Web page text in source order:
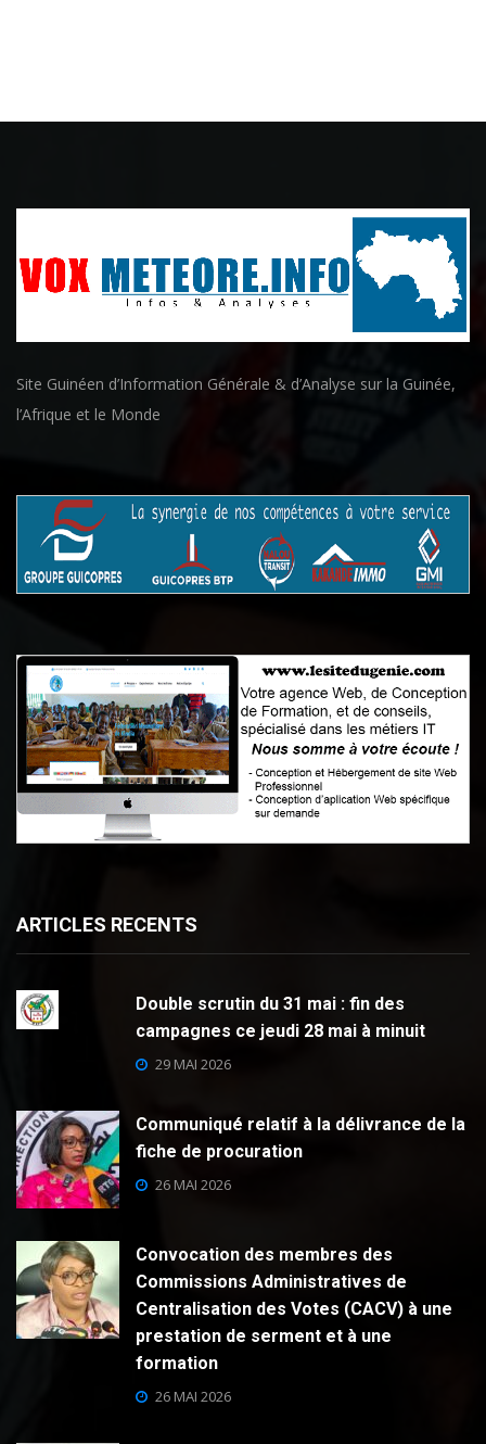
Site Guinéen d’Information Générale & d’Analyse sur la Guinée,
l’Afrique et le Monde
ARTICLES RECENTS
Double scrutin du 31 mai : fin des
campagnes ce jeudi 28 mai à minuit
29 MAI 2026
Communiqué relatif à la délivrance de la
fiche de procuration
26 MAI 2026
Convocation des membres des
Commissions Administratives de
Centralisation des Votes (CACV) à une
prestation de serment et à une
formation
26 MAI 2026